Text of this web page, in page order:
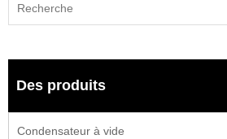
Des produits
Condensateur à vide